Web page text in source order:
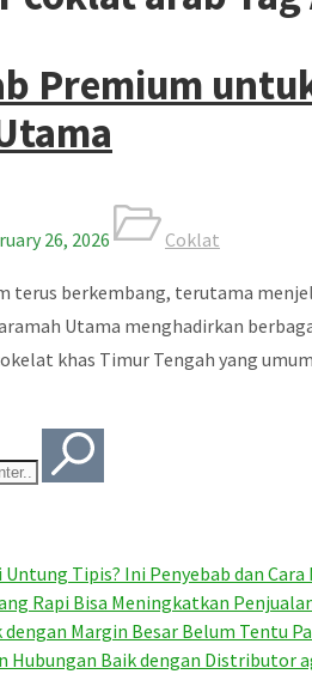
Premium
26, 2026 Coklat
terus berkembang, terutama
Utama menghadirkan
khas Timur Tengah yang
Untung Tipis? Ini Penyebab dan
Rapi Bisa Meningkatkan
dengan Margin Besar Belum Tentu
Hubungan Baik dengan Distributor